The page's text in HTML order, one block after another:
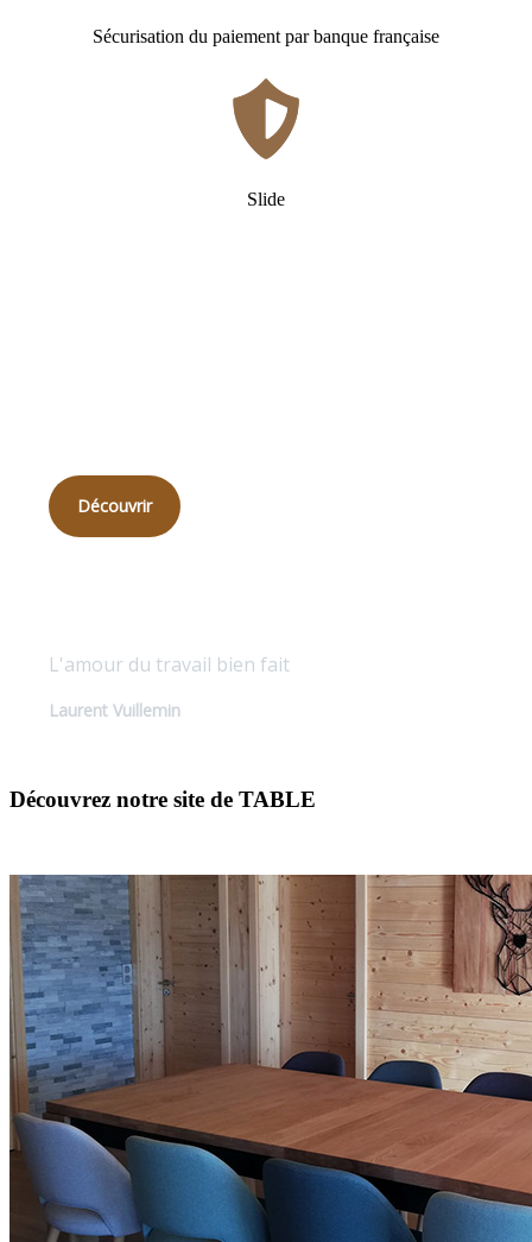
Sécurisation du paiement par banque française
Slide
Découvrir
L'amour du travail bien fait
Laurent Vuillemin
Découvrez notre site de TABLE